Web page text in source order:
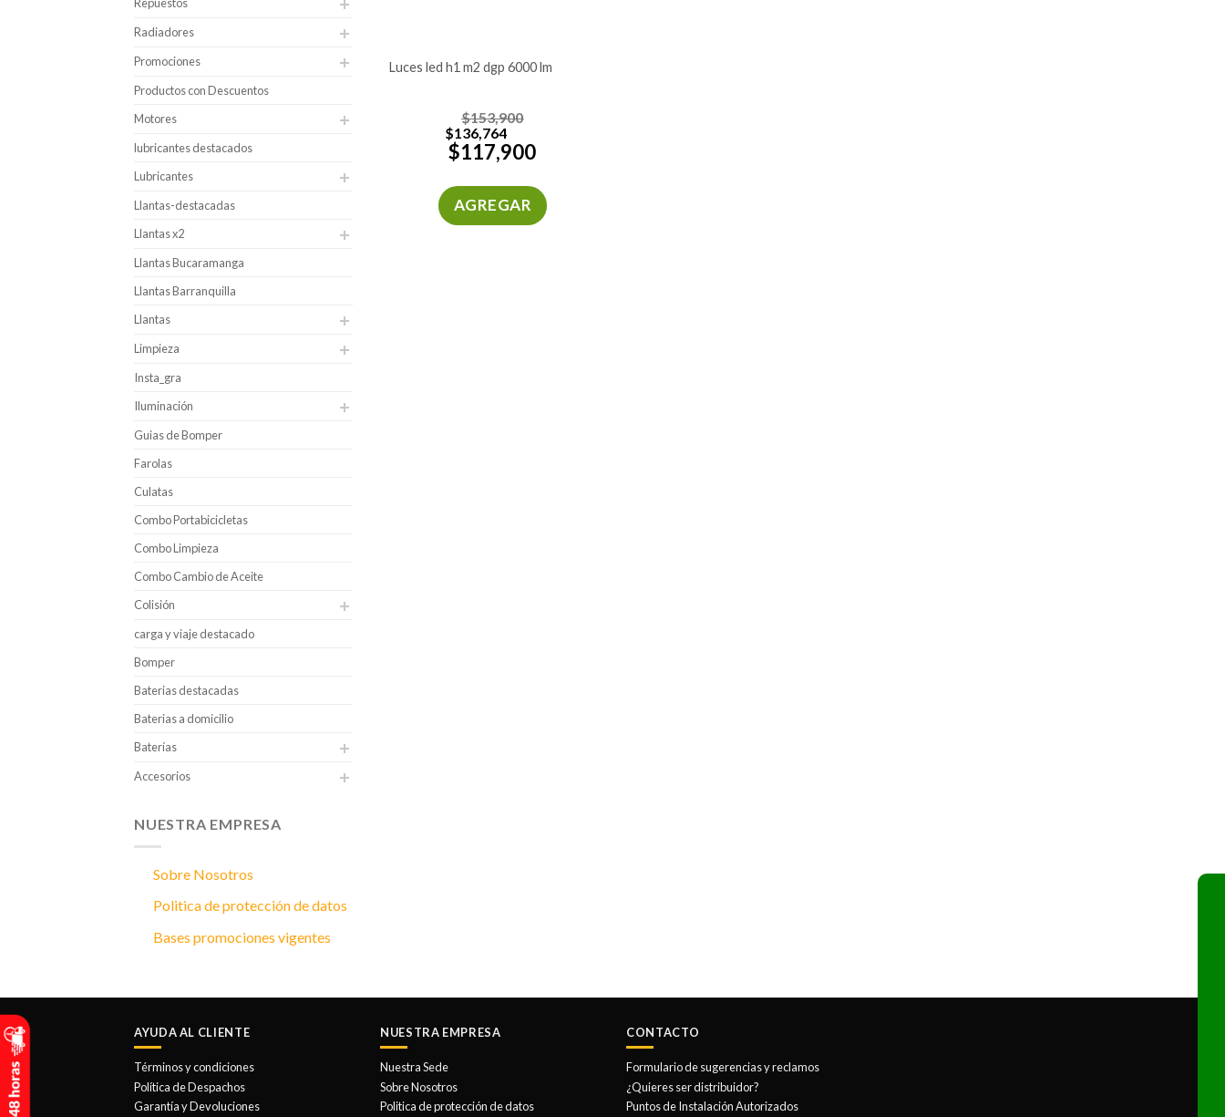
Radiadores
Promociones
Productos con Descuentos
Motores
lubricantes destacados
Lubricantes
Llantas-destacadas
Llantas x2
Llantas Bucaramanga
Llantas Barranquilla
Llantas
Limpieza
Insta_gra
Iluminación
Guias de Bomper
Farolas
Culatas
Combo Portabicicletas
Combo Limpieza
Combo Cambio de Aceite
Colisión
carga y viaje destacado
Bomper
Baterias destacadas
Baterias a domicilio
Baterías
Accesorios
NUESTRA EMPRESA
Sobre Nosotros
Politica de protección de datos
Bases promociones vigentes
luces led h1 m2 dgp 6000 lm
$153,900
$136,764
$117,900
AGREGAR
AYUDA AL CLIENTE
Términos y condiciones
Política de Despachos
Garantía y Devoluciones
NUESTRA EMPRESA
Nuestra Sede
Sobre Nosotros
Politica de protección de datos
CONTACTO
Formulario de sugerencias y reclamos
¿Quieres ser distribuidor?
Puntos de Instalación Autorizados